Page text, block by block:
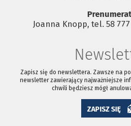
Joanna Knopp, tel. 58
Zapisz się do newslettera. Zawsze na
newsletter zawierający najważniejsze
chwili będziesz mógł
ZAPISZ SIĘ